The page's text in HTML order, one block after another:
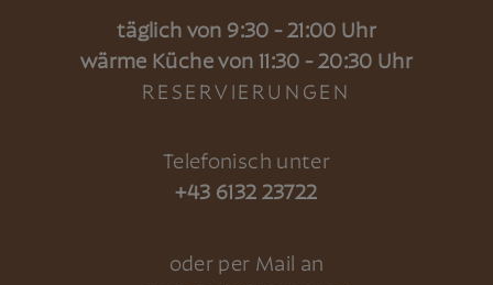
täglich von 9:30 - 21:00 Uhr
wärme Küche von 11:30 - 20:30 Uhr
RESERVIERUNGEN
Telefonisch unter
+43 6132 23722
oder per Mail an